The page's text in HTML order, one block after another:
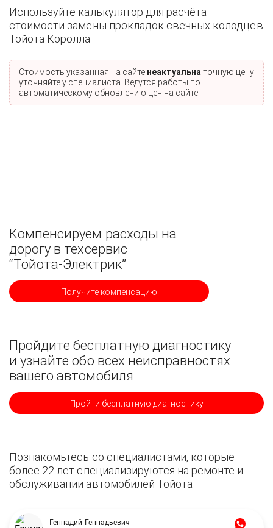
Используйте калькулятор для расчёта
стоимости замены прокладок свечных колодцев
Тойота Королла
Стоимость указанная на сайте неактуальна точную цену
уточняйте у специалиста. Ведутся работы по
автоматическому обновлению цен на сайте.
Компенсируем расходы на
дорогу в техсервис
“Тойота-Электрик”
Получите компенсацию
Пройдите бесплатную диагностику
и узнайте обо всех неисправностях
вашего автомобиля
Пройти бесплатную диагностику
Познакомьтесь со специалистами, которые
более 22 лет специализируются на ремонте и
обслуживании автомобилей Тойота
Геннадий Геннадьевич